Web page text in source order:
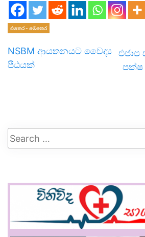
එතෙර - මෙතෙර
NSBM ආයතනයට වෛද්‍ය
පීඨයක්
පක්ෂ